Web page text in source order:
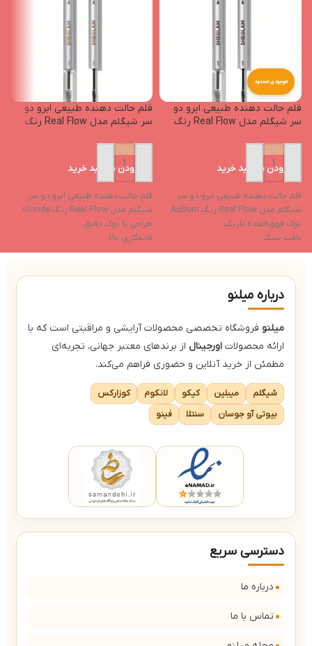
موجودی محدود
قلم حالت دهنده طبیعی ابرو دو
سر شیگلم مدل Real Flow رنگ
افزودن به سبد خرید
قلم حالت دهنده طبیعی ابرو دو سر
شیگلم مدل Real Flow رنگ Auburn
نوک فوق‌العاده باریک
بافت سبک
ماندگاری بالا حتی در شرایط تعریق یا
قلم حالت دهنده طبیعی ابرو دو
سر شیگلم مدل Real Flow رنگ
افزودن به سبد خرید
قلم حالت دهنده طبیعی ابرو دو سر
شیگلم مدل Real Flow رنگ Blonde
طراحی با نوک دقیق
ماندگاری بالا
بافت سبک
درباره میلنو
میلنو فروشگاه تخصصی محصولات آرایشی و مراقبتی است که با
ارائه محصولات اورجینال از برندهای معتبر جهانی، تجربه‌ای
مطمئن از خرید آنلاین و حضوری فراهم می‌کند.
شیگلم میبلین کیکو لانکوم
کوزارکس
بیوتی آو جوسان
سنتلا فینو
دسترسی سریع
درباره ما
تماس با ما